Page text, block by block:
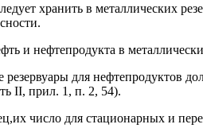
хранить в ме­таллических
и нефтепродукта в
резервуары для неф­тепродуктов
II, прил. 1, п. 2, 54).
их число для ста­ционарных и